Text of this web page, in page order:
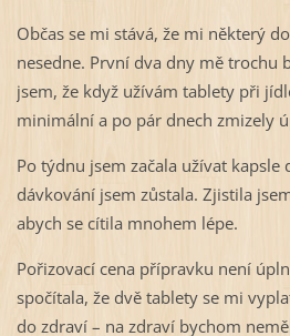
Občas se mi stává, že mi některý
nesedne. První dva dny mě trochu
jsem, že když užívám tablety při
minimální a po pár dnech zmizely
Po týdnu jsem začala užívat kapsle
dávkování jsem zůstala. Zjistila
abych se cítila mnohem lépe.
Pořizovací cena přípravku není
spočítala, že dvě tablety se mi
do zdraví – na zdraví bychom